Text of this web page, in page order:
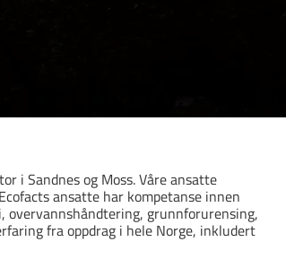
i Sandnes og Moss. Våre ansatte
ansatte har kompetanse innen
overvannshåndtering, grunnforurensing,
fra oppdrag i hele Norge, inkludert